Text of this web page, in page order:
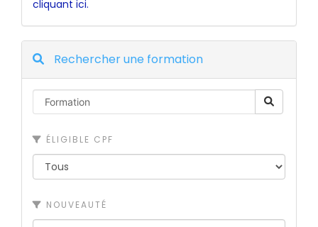
cliquant ici.
Rechercher une formation
ÉLIGIBLE CPF
NOUVEAUTÉ